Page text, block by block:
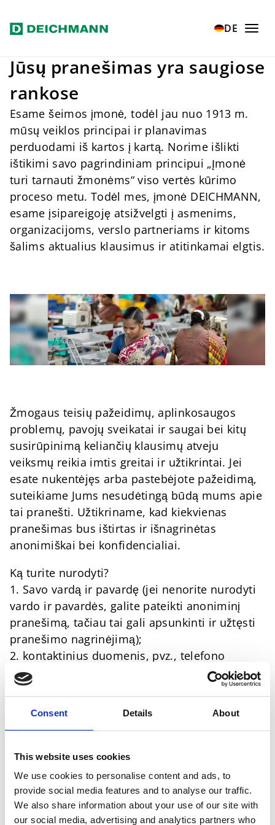
Consent Details About
This website uses cookies
We use cookies to personalise content and ads, to
provide social media features and to analyse our traffic.
We also share information about your use of our site with
our social media, advertising and analytics partners who
Zum Hauptinhalt springen DE
Home Verantwortung
Jūsų pranešimas yra saugiose
rankose
Esame šeimos įmonė, todėl jau nuo 1913 m.
mūsų veiklos principai ir planavimas
perduodami iš kartos į kartą. Norime išlikti
ištikimi savo pagrindiniam principui „Įmonė
turi tarnauti žmonėms“ viso vertės kūrimo
proceso metu. Todėl mes, įmonė DEICHMANN,
esame įsipareigoję atsižvelgti į asmenims,
organizacijoms, verslo partneriams ir kitoms
šalims aktualius klausimus ir atitinkamai elgtis.
Žmogaus teisių pažeidimų, aplinkosaugos
problemų, pavojų sveikatai ir saugai bei kitų
susirūpinimą keliančių klausimų atveju
veiksmų reikia imtis greitai ir užtikrintai. Jei
esate nukentėjęs arba pastebėjote pažeidimą,
suteikiame Jums nesudėtingą būdą mums apie
tai pranešti. Užtikriname, kad kiekvienas
pranešimas bus ištirtas ir išnagrinėtas
anonimiškai bei konfidencialiai.
Ką turite nurodyti?
1. Savo vardą ir pavardę (jei nenorite nurodyti
vardo ir pavardės, galite pateikti anoniminį
pranešimą, tačiau tai gali apsunkinti ir užtęsti
pranešimo nagrinėjimą);
2. kontaktinius duomenis, pvz., telefono
numerį, el. pašto adresą arba pašto adresą;
3. šalį ir vietą, kurioje esate įsikūrę, ir, jei
aplinka, sveikata ar sauga susijusio pranešimo
aprašymą, įskaitant datą ar laikotarpį. Jei turite,
galite pateikti tai patvirtinančius įrodymus.
5. Informacija apie tai, ar skundo pateikėjas
arba kitos nukentėjusios šalys turi išlikti